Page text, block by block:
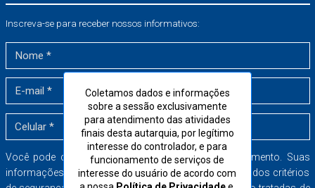
Inscreva-se para receber nossos informativos:
Você pode cancelar a sua inscrição a qualquer momento. Suas
informações serão armazenadas dentro dos mais rígidos critérios
Coletamos dados e informações
sobre a sessão exclusivamente
para atendimento das atividades
finais desta autarquia, por legítimo
interesse do controlador, e para
funcionamento de serviços de
interesse do usuário de acordo com